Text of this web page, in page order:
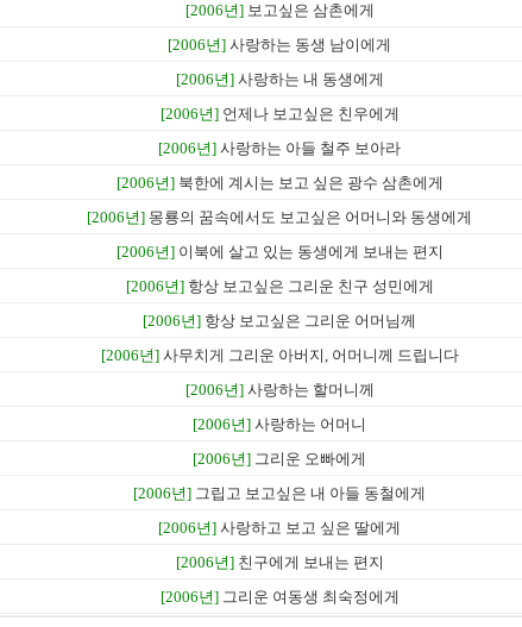
[2006년] 보고싶은 삼촌에게
[2006년] 사랑하는 동생 남이에게
[2006년] 사랑하는 내 동생에게
[2006년] 언제나 보고싶은 친우에게
[2006년] 사랑하는 아들 철주 보아라
[2006년] 북한에 계시는 보고 싶은 광수 삼촌에게
[2006년] 몽룡의 꿈속에서도 보고싶은 어머니와 동생에게
[2006년] 이북에 살고 있는 동생에게 보내는 편지
[2006년] 항상 보고싶은 그리운 친구 성민에게
[2006년] 항상 보고싶은 그리운 어머님께
[2006년] 사무치게 그리운 아버지, 어머니께 드립니다
[2006년] 사랑하는 할머니께
[2006년] 사랑하는 어머니
[2006년] 그리운 오빠에게
[2006년] 그립고 보고싶은 내 아들 동철에게
[2006년] 사랑하고 보고 싶은 딸에게
[2006년] 친구에게 보내는 편지
[2006년] 그리운 여동생 최숙정에게